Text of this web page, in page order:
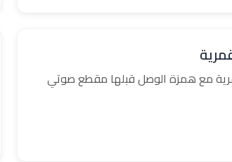
مع همزة الوصل قبلها مقطع صوتي